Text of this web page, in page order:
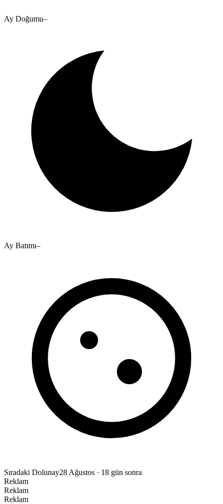
Ay Doğumu–
Ay Batımı–
Sıradaki Dolunay28 Ağustos · 18 gün sonra
Reklam
Reklam
Reklam